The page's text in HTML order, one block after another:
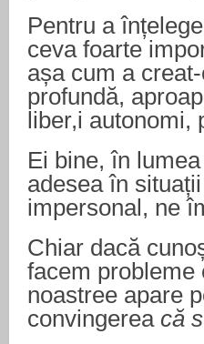
Pentru a
ceva foarte
așa cum a
profundă,
liber,i autonomi,
Ei bine, în
adesea în
impersonal, ne
Chiar dacă
facem probleme
noastree apare
convingerea că